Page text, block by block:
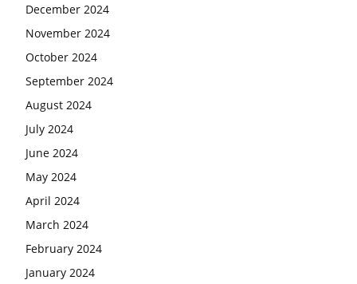
December 2024
November 2024
October 2024
September 2024
August 2024
July 2024
June 2024
May 2024
April 2024
March 2024
February 2024
January 2024